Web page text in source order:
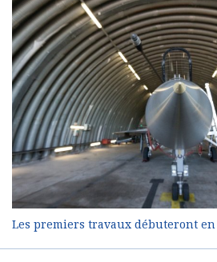
Les premiers travaux débuteront en